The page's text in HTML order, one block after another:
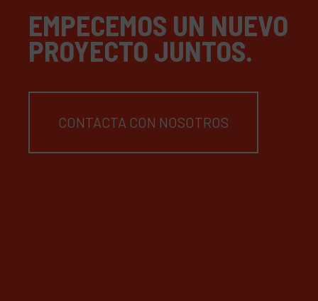
EMPECEMOS UN NUEVO
PROYECTO JUNTOS.
CONTACTA CON NOSOTROS